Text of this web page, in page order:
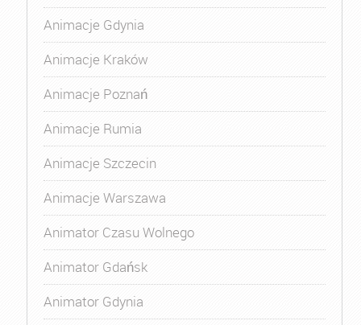
Animacje Gdynia
Animacje Kraków
Animacje Poznań
Animacje Rumia
Animacje Szczecin
Animacje Warszawa
Animator Czasu Wolnego
Animator Gdańsk
Animator Gdynia